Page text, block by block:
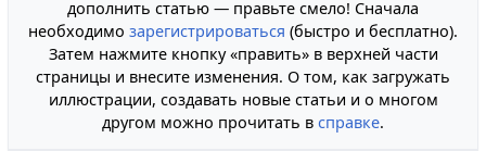
дополнить статью — правьте смело! Сначала
необходимо зарегистрироваться (быстро и бесплатно).
Затем нажмите кнопку «править» в верхней части
страницы и внесите изменения. О том, как загружать
иллюстрации, создавать новые статьи и о многом
другом можно прочитать в справке.